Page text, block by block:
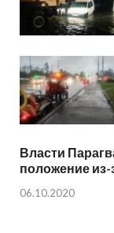
Власти
положение
06.10.2020